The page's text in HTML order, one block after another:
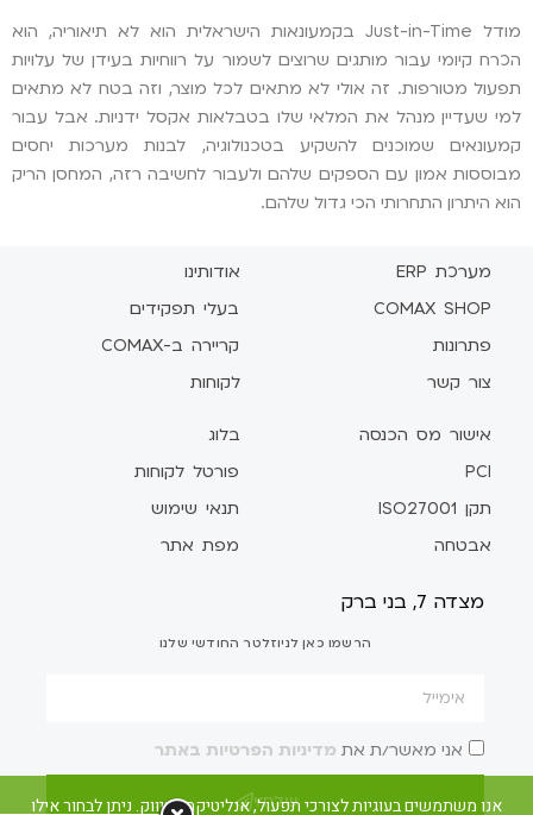
מודל Just-in-Time בקמעונאות הישראלית הוא לא תיאוריה, הוא
הכרח קיומי עבור מותגים שרוצים לשמור על רווחיות בעידן של עלויות
תפעול מטורפות. זה אולי לא מתאים לכל מוצר, וזה בטח לא מתאים
למי שעדיין מנהל את המלאי שלו בטבלאות אקסל ידניות. אבל עבור
קמעונאים שמוכנים להשקיע בטכנולוגיה, לבנות מערכות יחסים
מבוססות אמון עם הספקים שלהם ולעבור לחשיבה רזה, המחסן הריק
הוא היתרון התחרותי הכי גדול שלהם.
מערכת ERP
COMAX SHOP
פתרונות
צור קשר
אודותינו
בעלי תפקידים
קריירה ב-COMAX
לקוחות
אישור מס הכנסה
PCI
תקן ISO27001
אבטחה
בלוג
פורטל לקוחות
תנאי שימוש
מפת אתר
מצדה 7, בני ברק
הרשמו כאן לניוזלטר החודשי שלנו
אני מאשר/ת את מדיניות הפרטיות באתר
שלח/י
אנו משתמשים בעוגיות לצורכי תפעול, אנליטיקה ושיווק. ניתן לבחור אילו